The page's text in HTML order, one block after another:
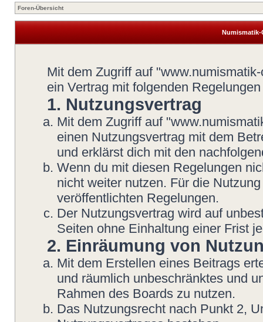
Foren-Übersicht
Mit dem Zugriff auf
ein Vertrag mit folgenden
1. Nutzungsvertrag
Mit dem Zugriff auf
einen Nutzungsvertrag mit dem
und erklärst dich mit den
Wenn du mit diesen Regelungen
nicht weiter nutzen. Für die
veröffentlichten Regelungen.
Der Nutzungsvertrag wird auf
Seiten ohne Einhaltung einer Frist
2. Einräumung von
Mit dem Erstellen eines Beitrags
und räumlich unbeschränktes und
Rahmen des Boards zu nutzen.
Das Nutzungsrecht nach Punkt 2,